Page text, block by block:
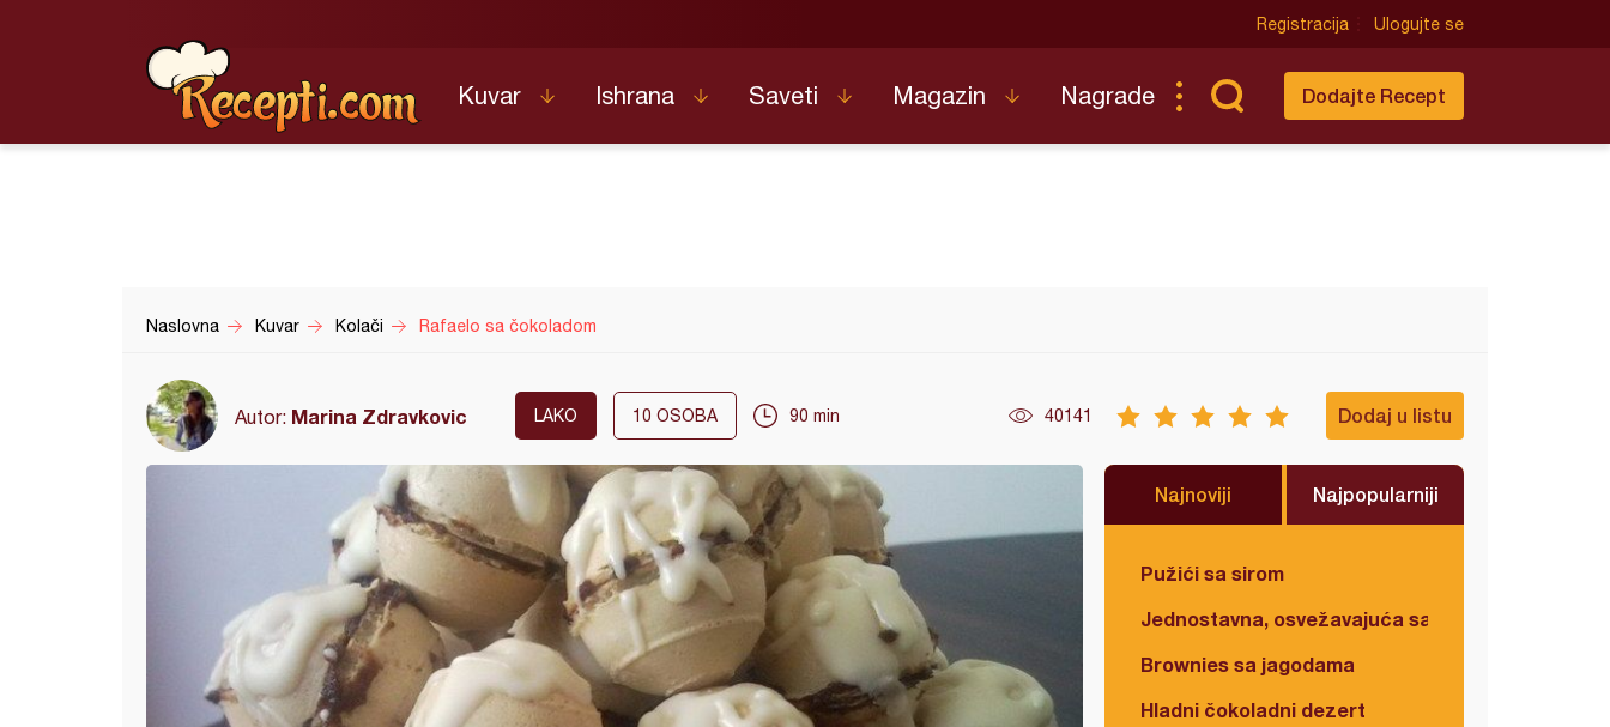
Registracija Ulogujte se
Kuvar Ishrana Saveti Magazin Nagrade Dodajte Recept
Naslovna Kuvar Kolači Rafaelo sa čokoladom
Autor: Marina Zdravkovic LAKO 10 OSOBA 90 min 40141 Dodaj u listu
Najnoviji Najpopularniji
Pužići sa sirom
Jednostavna, osvežavajuća salata
Brownies sa jagodama
Hladni čokoladni dezert